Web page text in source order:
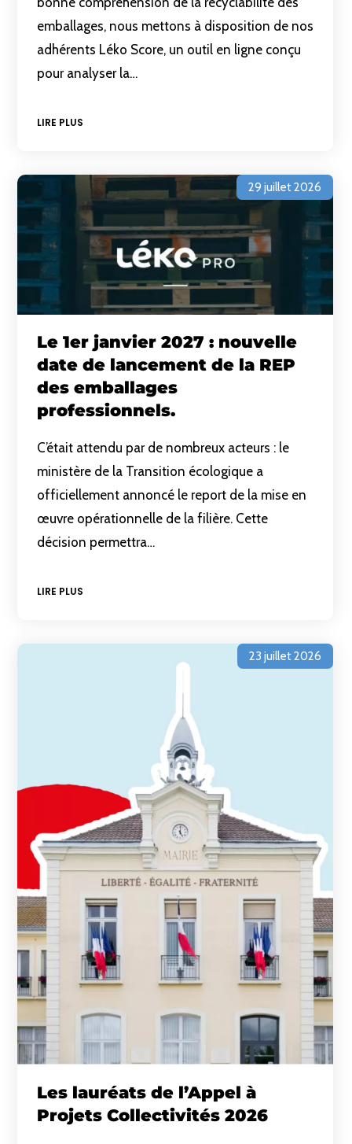
emballages, nous mettons à disposition de nos
adhérents Léko Score, un outil en ligne conçu
pour analyser la…
LIRE PLUS
Le 1er janvier 2027 : nouvelle
date de lancement de la REP
des emballages
professionnels.
29 juillet 2026
C’était attendu par de nombreux acteurs : le
ministère de la Transition écologique a
officiellement annoncé le report de la mise en
œuvre opérationnelle de la filière. Cette
décision permettra…
LIRE PLUS
Les lauréats de l’Appel à
Projets Collectivités 2026
23 juillet 2026